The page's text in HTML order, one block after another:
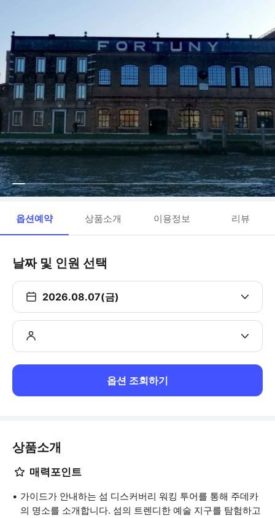
옵션예약 상품소개 이용정보 리뷰
날짜 및 인원 선택
2026.08.07(금)
옵션 조회하기
상품소개
매력포인트
가이드가 안내하는 섬 디스커버리 워킹 투어를 통해 주데카
의 명소를 소개합니다. 섬의 트렌디한 예술 지구를 탐험하고